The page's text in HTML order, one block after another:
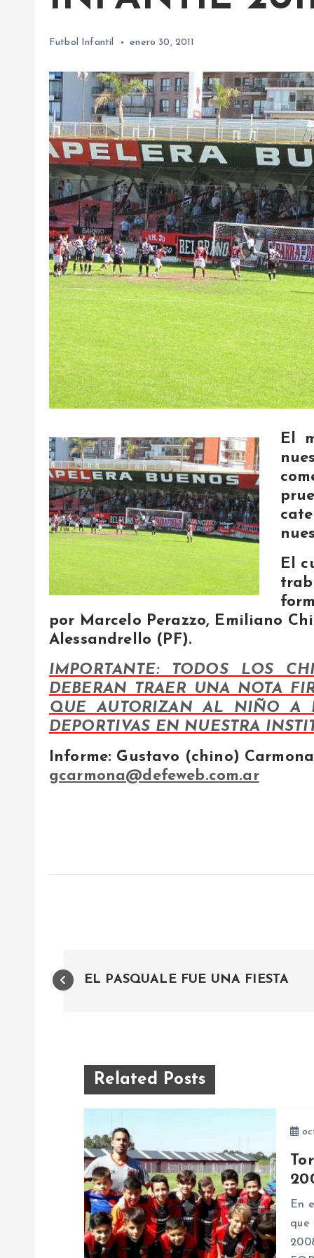
Futbol Infantil enero 30, 2011
El
El
por Marcelo Perazzo, Emiliano
Alessandrello (PF).
IMPORTANTE: TODOS LOS
DEBERAN TRAER UNA NOTA
QUE AUTORIZAN AL NIÑO A
DEPORTIVAS EN NUESTRA
Informe: Gustavo (chino) Carmona
gcarmona@defeweb.com.ar
N
EL PASQUALE FUE UNA FIESTA
Related Posts
En
que